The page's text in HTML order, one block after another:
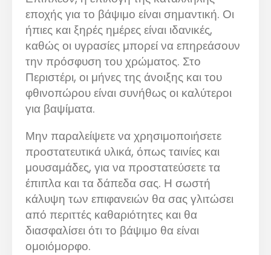
εποχής για το βάψιμο είναι σημαντική. Οι
ήπιες και ξηρές ημέρες είναι ιδανικές,
καθώς οι υγρασίες μπορεί να επηρεάσουν
την πρόσφυση του χρώματος. Στο
Περιστέρι, οι μήνες της άνοιξης και του
φθινοπώρου είναι συνήθως οι καλύτεροι
για βαψίματα.
Μην παραλείψετε να χρησιμοποιήσετε
προστατευτικά υλικά, όπως ταινίες και
μουσαμάδες, για να προστατεύσετε τα
έπιπλα και τα δάπεδα σας. Η σωστή
κάλυψη των επιφανειών θα σας γλιτώσει
από περιττές καθαριότητες και θα
διασφαλίσει ότι το βάψιμο θα είναι
ομοιόμορφο.